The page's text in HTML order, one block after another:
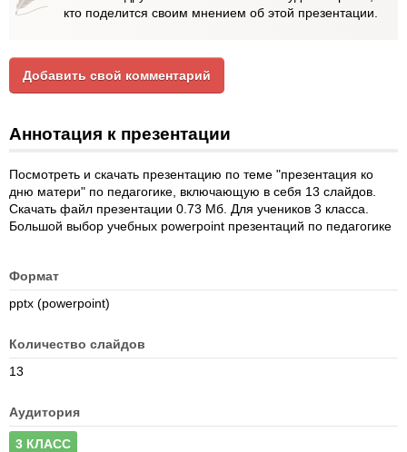
кто поделится своим мнением об этой презентации.
Добавить свой комментарий
Аннотация к презентации
Посмотреть и скачать презентацию по теме "презентация ко
дню матери" по педагогике, включающую в себя 13 слайдов.
Скачать файл презентации 0.73 Мб. Для учеников 3 класса.
Большой выбор учебных powerpoint презентаций по педагогике
Формат
pptx (powerpoint)
Количество слайдов
13
Аудитория
3 КЛАСС